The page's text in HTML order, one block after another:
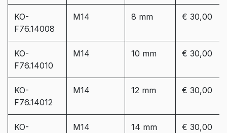
KO-
F76.14008
M14 8 mm € 30,00
KO-
F76.14010
M14 10 mm € 30,00
KO-
F76.14012
M14 12 mm € 30,00
KO-
M14 14 mm € 30,00